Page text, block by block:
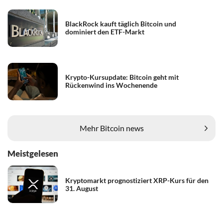
BlackRock kauft täglich Bitcoin und
dominiert den ETF-Markt
Krypto-Kursupdate: Bitcoin geht mit
Rückenwind ins Wochenende
Mehr Bitcoin news
Meistgelesen
Kryptomarkt prognostiziert XRP-Kurs für den
31. August